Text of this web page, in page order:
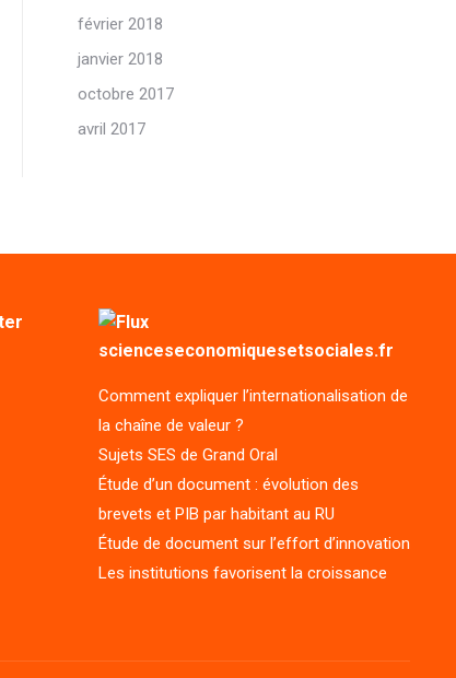
février 2018
janvier 2018
octobre 2017
avril 2017
scienceseconomiquesetsociales.fr
Comment expliquer l’internationalisation de
la chaîne de valeur ?
Sujets SES de Grand Oral
Étude d’un document : évolution des
brevets et PIB par habitant au RU
Étude de document sur l’effort d’innovation
Les institutions favorisent la croissance